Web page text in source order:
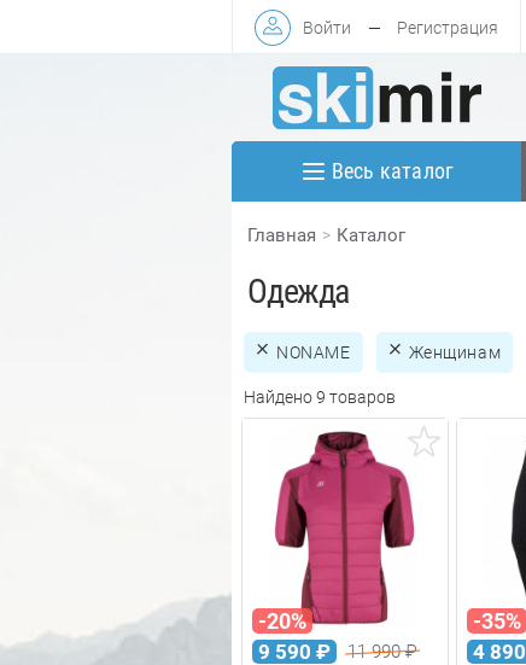
Войти — Регистрация
Весь каталог
Главная Каталог
Одежда
NONAME Женщинам
Найдено 9 товаров
-20%
9 590 ₽ 11 990₽
-35%
4 890